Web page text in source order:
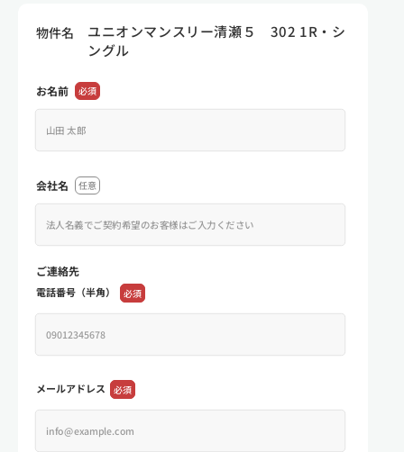
物件名
ユニオンマンスリー清瀬５ 302 1R・シ
ングル
お名前 必須
会社名 任意
ご連絡先
電話番号（半角） 必須
メールアドレス 必須